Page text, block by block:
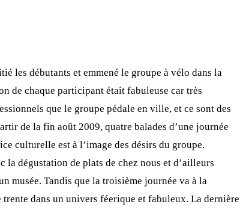
les débutants et emmené le groupe à vélo dans la
de chaque participant était fabuleuse car très
que le groupe pédale en ville, et ce sont des
de la fin août 2009, quatre balades d’une journée
culturelle est à l’image des désirs du groupe.
dégustation de plats de chez nous et d’ailleurs
musée. Tandis que la troisième journée va à la
dans un univers féerique et fabuleux. La dernière